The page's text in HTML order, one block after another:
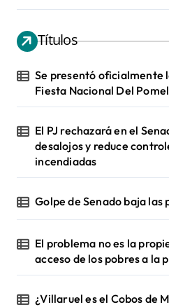
Títulos
Se presentó oficialmente
Fiesta Nacional Del
El PJ rechazará en el
desalojos y reduce
incendiadas
Golpe de Senado baja
El problema no es la
acceso de los pobres a la
¿Villaruel es el Cobos de